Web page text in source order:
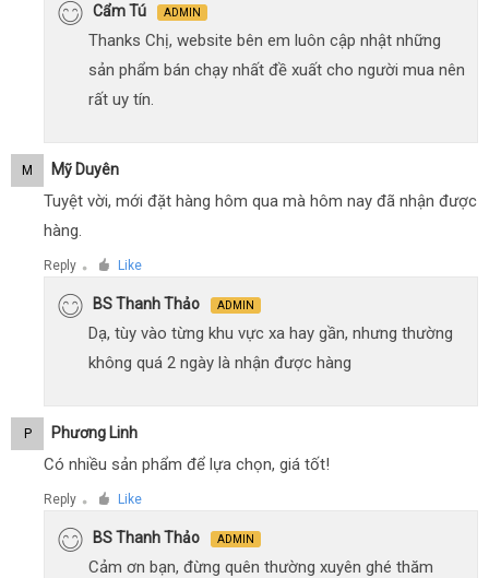
Cẩm Tú ADMIN
Thanks Chị, website bên em luôn cập nhật những
sản phẩm bán chạy nhất đề xuất cho người mua nên
rất uy tín.
M Mỹ Duyên
Tuyệt vời, mới đặt hàng hôm qua mà hôm nay đã nhận được
hàng.
Reply ● Like
BS Thanh Thảo ADMIN
Dạ, tùy vào từng khu vực xa hay gần, nhưng thường
không quá 2 ngày là nhận được hàng
P Phương Linh
Có nhiều sản phẩm để lựa chọn, giá tốt!
Reply ● Like
BS Thanh Thảo ADMIN
Cảm ơn bạn, đừng quên thường xuyên ghé thăm